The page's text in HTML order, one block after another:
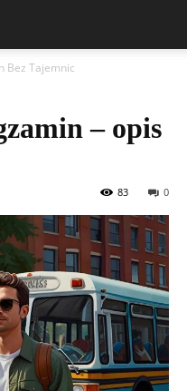
Bez Tajemnic
– opis
0
83